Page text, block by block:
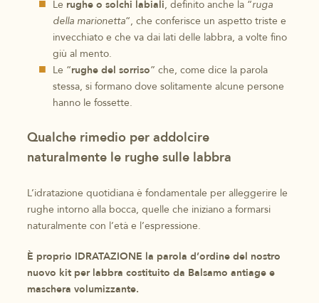
Le rughe o solchi labiali, definito anche la “ruga
della marionetta“, che conferisce un aspetto triste e
invecchiato e che va dai lati delle labbra, a volte fino
giù al mento.
Le “rughe del sorriso” che, come dice la parola
stessa, si formano dove solitamente alcune persone
hanno le fossette.
Qualche rimedio per addolcire
naturalmente le rughe sulle labbra
L’idratazione quotidiana è fondamentale per alleggerire le
rughe intorno alla bocca, quelle che iniziano a formarsi
naturalmente con l’età e l’espressione.
È proprio IDRATAZIONE la parola d’ordine del nostro
nuovo kit per labbra costituito da Balsamo antiage e
maschera volumizzante.